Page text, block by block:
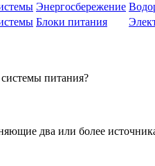
Энергосбережение
Блоки питания
питания?
два или более